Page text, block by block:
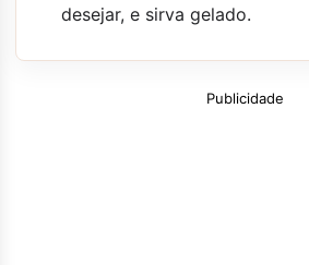
desejar, e sirva gelado.
Publicidade